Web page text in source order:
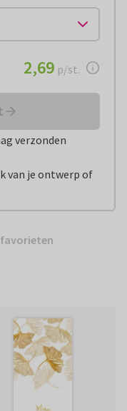
€ 2,69per stuk
2,69 p/st.
verzonden
van je ontwerp of